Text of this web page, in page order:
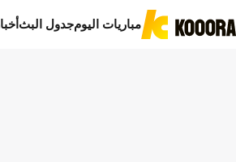
مباريات اليومجدول البث